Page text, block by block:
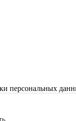
персональных